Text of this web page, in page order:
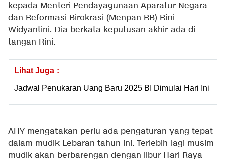
kepada Menteri Pendayagunaan Aparatur Negara
dan Reformasi Birokrasi (Menpan RB) Rini
Widyantini. Dia berkata keputusan akhir ada di
tangan Rini.
Lihat Juga :
Jadwal Penukaran Uang Baru 2025 BI Dimulai Hari Ini
AHY mengatakan perlu ada pengaturan yang tepat
dalam mudik Lebaran tahun ini. Terlebih lagi musim
mudik akan berbarengan dengan libur Hari Raya